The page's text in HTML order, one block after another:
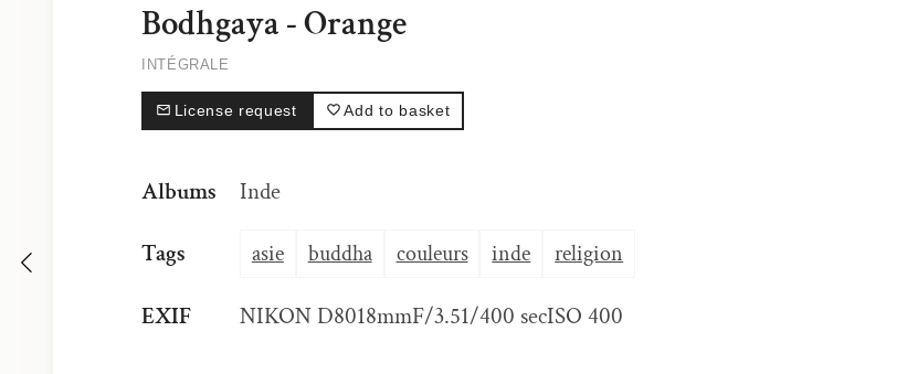
Bodhgaya - Orange
INTÉGRALE
License request Add to basket
Albums Inde
Tags asie buddha couleurs inde religion
EXIF NIKON D8018mmF/3.51/400 secISO 400